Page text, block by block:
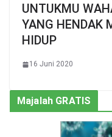
UNTUKMU
YANG HENDAK
HIDUP
16 Juni 2020
Majalah GRATIS